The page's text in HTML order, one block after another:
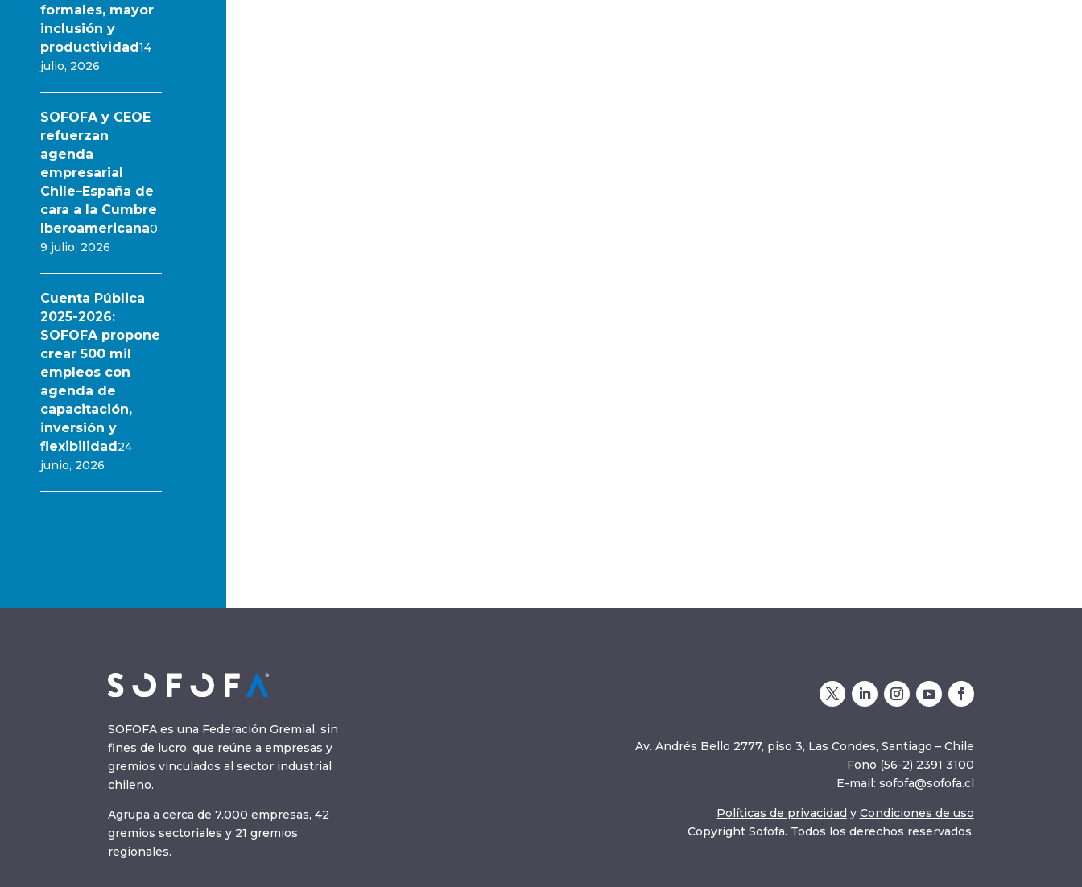
formales, mayor
inclusión y
productividad14
julio, 2026
SOFOFA y CEOE
refuerzan
agenda
empresarial
Chile–España de
cara a la Cumbre
Iberoamericana0
9 julio, 2026
Cuenta Pública
2025-2026:
SOFOFA propone
crear 500 mil
empleos con
agenda de
capacitación,
inversión y
flexibilidad24
junio, 2026
SOFOFA es una Federación Gremial, sin
fines de lucro, que reúne a empresas y
gremios vinculados al sector industrial
chileno.
Agrupa a cerca de 7.000 empresas, 42
gremios sectoriales y 21 gremios
regionales.
Av. Andrés Bello 2777, piso 3, Las Condes, Santiago – Chile
Fono (56-2) 2391 3100
E-mail: sofofa@sofofa.cl
Políticas de privacidad y Condiciones de uso
Copyright Sofofa. Todos los derechos reservados.